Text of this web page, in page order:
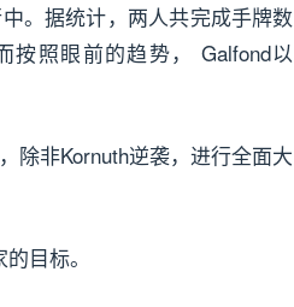
。据统计，两人共完成手牌数
按照眼前的趋势， Galfond以
除非Kornuth逆袭，进行全面大
目标。